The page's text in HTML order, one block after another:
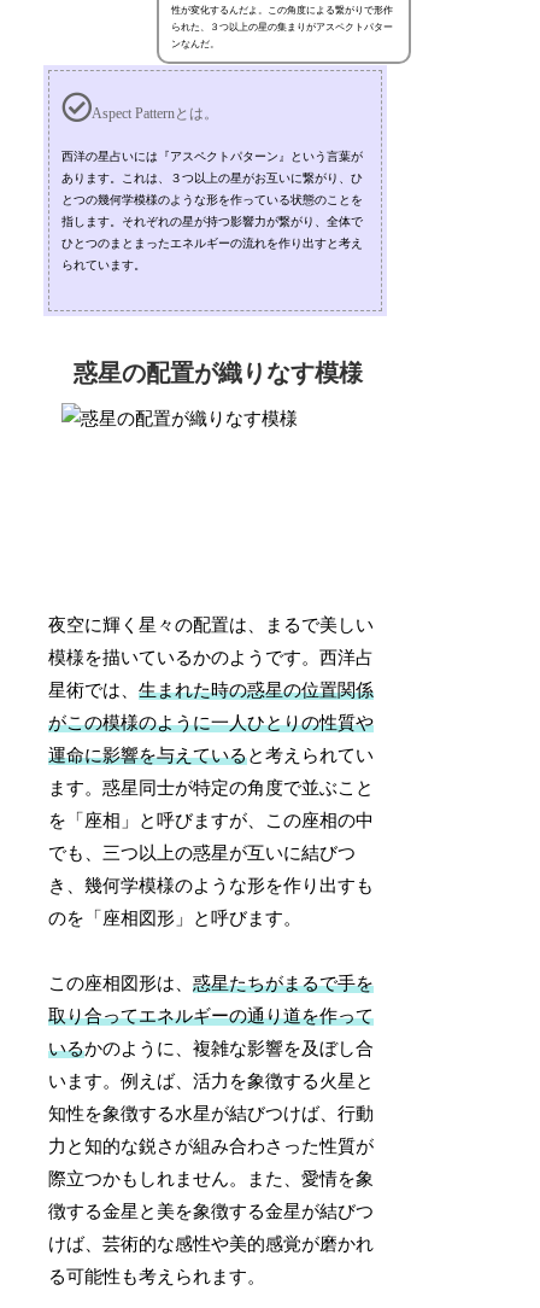
性が変化するんだよ。この角度による繋がりで形作
られた、３つ以上の星の集まりがアスペクトパター
ンなんだ。
Aspect Patternとは。
西洋の星占いには『アスペクトパターン』という言葉が
あります。これは、３つ以上の星がお互いに繋がり、ひ
とつの幾何学模様のような形を作っている状態のことを
指します。それぞれの星が持つ影響力が繋がり、全体で
ひとつのまとまったエネルギーの流れを作り出すと考え
られています。
惑星の配置が織りなす模様
夜空に輝く星々の配置は、まるで美しい
模様を描いているかのようです。西洋占
星術では、生まれた時の惑星の位置関係
がこの模様のように一人ひとりの性質や
運命に影響を与えていると考えられてい
ます。惑星同士が特定の角度で並ぶこと
を「座相」と呼びますが、この座相の中
でも、三つ以上の惑星が互いに結びつ
き、幾何学模様のような形を作り出すも
のを「座相図形」と呼びます。
この座相図形は、惑星たちがまるで手を
取り合ってエネルギーの通り道を作って
いるかのように、複雑な影響を及ぼし合
います。例えば、活力を象徴する火星と
知性を象徴する水星が結びつけば、行動
力と知的な鋭さが組み合わさった性質が
際立つかもしれません。また、愛情を象
徴する金星と美を象徴する金星が結びつ
けば、芸術的な感性や美的感覚が磨かれ
る可能性も考えられます。